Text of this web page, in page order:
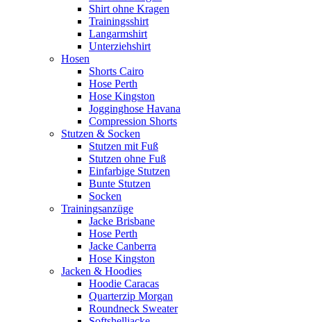
Shirt ohne Kragen
Trainingsshirt
Langarmshirt
Unterziehshirt
Hosen
Shorts Cairo
Hose Perth
Hose Kingston
Jogginghose Havana
Compression Shorts
Stutzen & Socken
Stutzen mit Fuß
Stutzen ohne Fuß
Einfarbige Stutzen
Bunte Stutzen
Socken
Trainingsanzüge
Jacke Brisbane
Hose Perth
Jacke Canberra
Hose Kingston
Jacken & Hoodies
Hoodie Caracas
Quarterzip Morgan
Roundneck Sweater